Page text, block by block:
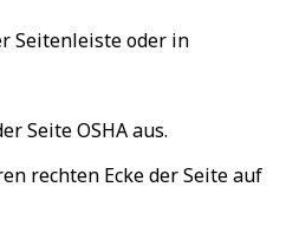
Seitenleiste oder in
SeiteOSHAaus.
rechten Ecke der Seite auf